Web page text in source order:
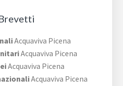
Acquaviva Picena
Acquaviva Picena
Acquaviva Picena
Acquaviva Picena